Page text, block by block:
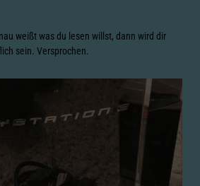
weißt was du lesen willst, dann wird dir
sein. Versprochen.